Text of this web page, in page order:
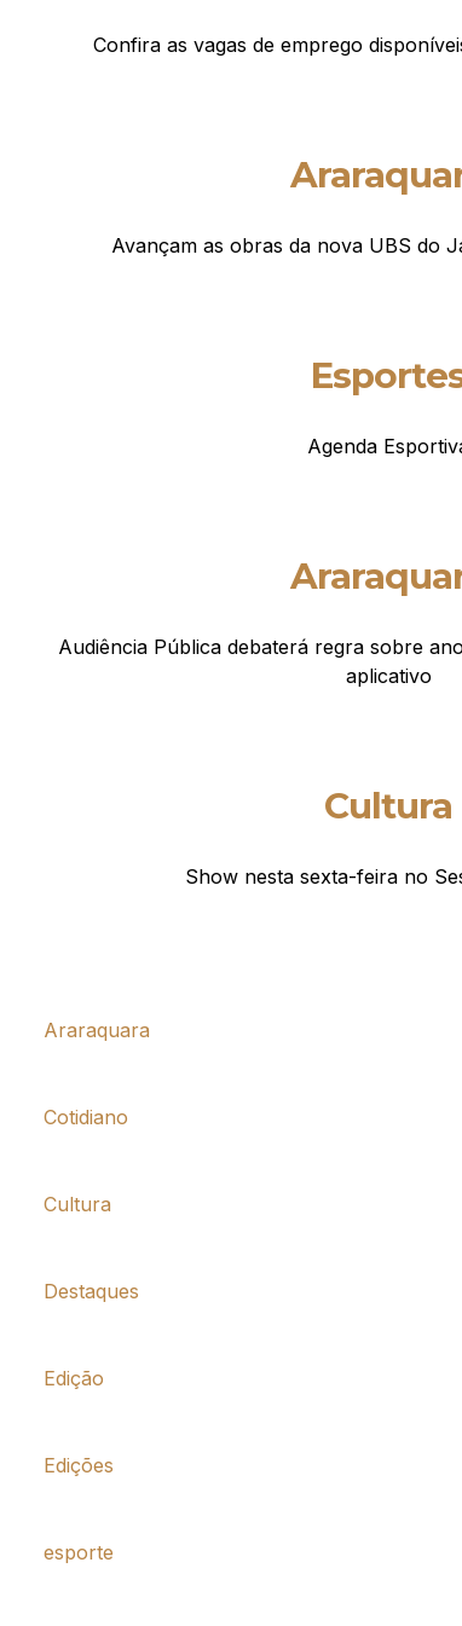
Confira as vagas de emprego
Avançam as obras da nova UBS do
Agenda
Audiência Pública debaterá regra sobre
aplicativo
Cultura
Show nesta sexta-feira no
Araraquara
Cotidiano
Cultura
Destaques
Edição
Edições
esporte